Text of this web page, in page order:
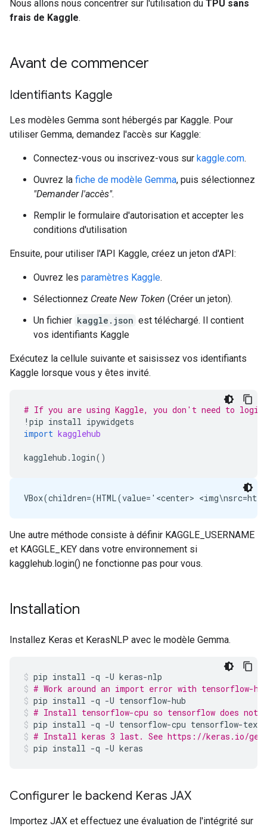
Nous allons nous concentrer sur l'utilisation du TPU sans
frais de Kaggle.
Avant de commencer
Identifiants Kaggle
Les modèles Gemma sont hébergés par Kaggle. Pour
utiliser Gemma, demandez l'accès sur Kaggle:
Connectez-vous ou inscrivez-vous sur kaggle.com.
Ouvrez la fiche de modèle Gemma, puis sélectionnez
"Demander l'accès".
Remplir le formulaire d'autorisation et accepter les
conditions d'utilisation
Ensuite, pour utiliser l'API Kaggle, créez un jeton d'API:
Ouvrez les paramètres Kaggle.
Sélectionnez Create New Token (Créer un jeton).
Un fichier kaggle.json est téléchargé. Il contient
vos identifiants Kaggle
Exécutez la cellule suivante et saisissez vos identifiants
Kaggle lorsque vous y êtes invité.
# If you are using Kaggle, you don't need to login
! pip install ipywidgets
import kagglehub
kagglehub . login()
Une autre méthode consiste à définir KAGGLE_USERNAME
et KAGGLE_KEY dans votre environnement si
kagglehub.login() ne fonctionne pas pour vous.
Installation
Installez Keras et KerasNLP avec le modèle Gemma.
pip install -q -U keras-nlp
# Work around an import error with tensorflow-
pip install -q -U tensorflow-hub
# Install tensorflow-cpu so tensorflow does not
pip install -q -U tensorflow-cpu tensorflow-text
# Install keras 3 last. See https://keras.io/
pip install -q -U keras
Configurer le backend Keras JAX
Importez JAX et effectuez une évaluation de l'intégrité sur